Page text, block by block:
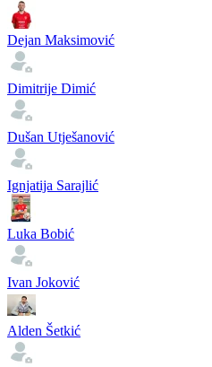
Dejan Maksimović
Dimitrije Dimić
Dušan Utješanović
Ignjatija Sarajlić
Luka Bobić
Ivan Joković
Alden Šetkić